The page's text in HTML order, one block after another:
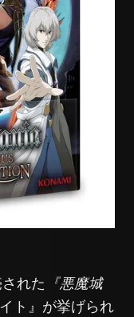
れた 『悪魔城
ト』が挙げられ